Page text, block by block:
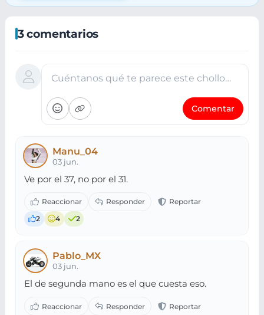
3 comentarios
Cuéntanos qué te parece este chollo…
Comentar
Manu_04
03 jun.
Ve por el 37, no por el 31.
2 4 2
Pablo_MX
03 jun.
El de segunda mano es el que cuesta eso.